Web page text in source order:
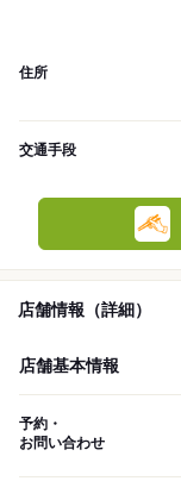
住所
交通手段
店舗情報（詳細）
店舗基本情報
予約・
お問い合わせ